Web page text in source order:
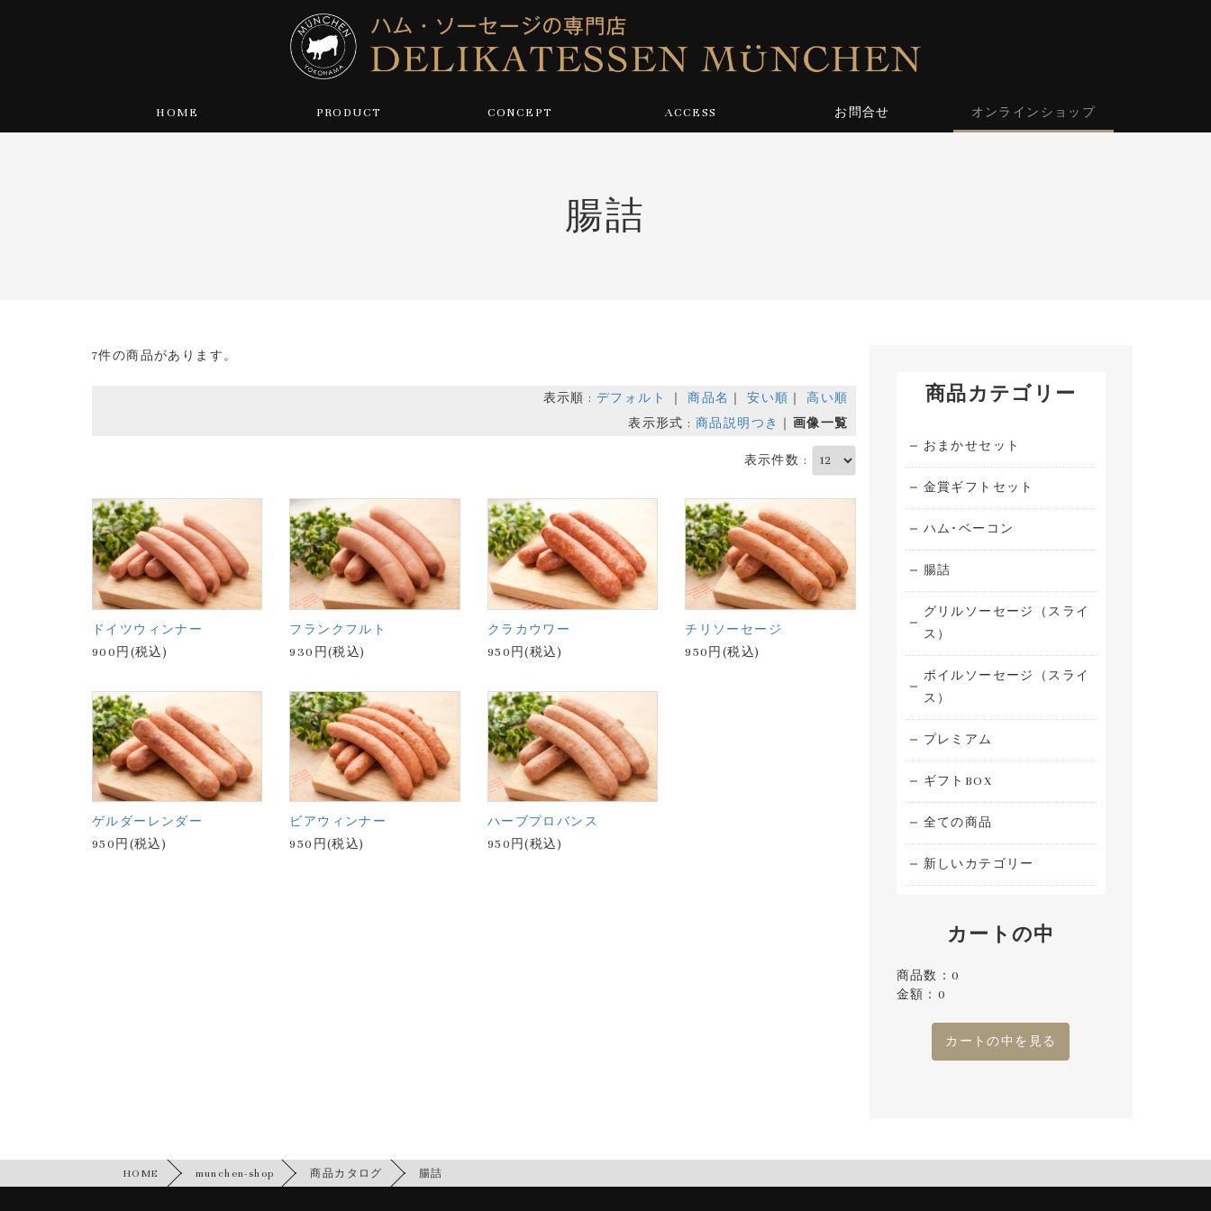
HOME PRODUCT CONCEPT ACCESS お問合せ オンラインショップ
腸詰
7件の商品があります。
表示順 :デフォルト ｜商品名 ｜安い順
高い順
表示形式 :商品説明つき 画像一覧
表示件数 :
ドイツウィンナー
900円(税込)
フランクフルト
930円(税込)
クラカウワー
950円(税込)
チリソーセージ
950円(税込)
ゲルダーレンダー
950円(税込)
ビアウィンナー
950円(税込)
ハーブプロバンス
950円(税込)
商品カテゴリー
おまかせセット
金賞ギフトセット
ハム･ベーコン
腸詰
グリルソーセージ（スライ
ス）
ボイルソーセージ（スライ
ス）
プレミアム
ギフトBOX
全ての商品
新しいカテゴリー
カートの中
商品数：0
金額：0
カートの中を見る
HOME munchen-shop 商品カタログ 腸詰